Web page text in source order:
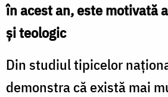
în acest an, este motivată
și teologic
Din studiul tipicelor
demonstra că există mai